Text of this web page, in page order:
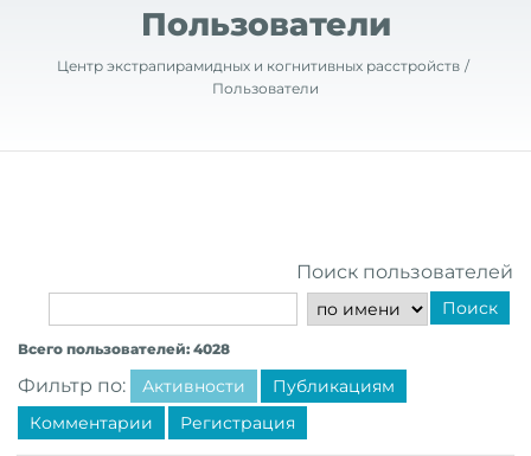
Пользователи
Центр экстрапирамидных и когнитивных расстройств
Пользователи
Поиск пользователей
Поиск
Всего пользователей: 4028
Фильтр по: Активности
Публикациям
Комментарии
Регистрация